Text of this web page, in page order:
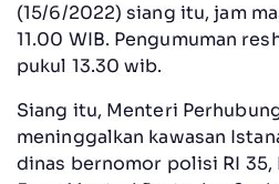
(15/6/2022) siang itu, jam
11.00 WIB. Pengumuman
pukul 13.30 wib.
Siang itu, Menteri
meninggalkan kawasan
dinas bernomor polisi RI 35,